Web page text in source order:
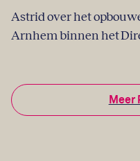
Astrid over het
Arnhem binnen het
Meer